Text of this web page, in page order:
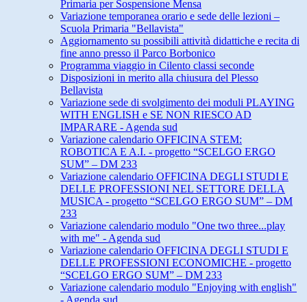
Primaria per Sospensione Mensa
Variazione temporanea orario e sede delle lezioni –
Scuola Primaria "Bellavista"
Aggiornamento su possibili attività didattiche e recita di
fine anno presso il Parco Borbonico
Programma viaggio in Cilento classi seconde
Disposizioni in merito alla chiusura del Plesso
Bellavista
Variazione sede di svolgimento dei moduli PLAYING
WITH ENGLISH e SE NON RIESCO AD
IMPARARE - Agenda sud
Variazione calendario OFFICINA STEM:
ROBOTICA E A.I. - progetto “SCELGO ERGO
SUM” – DM 233
Variazione calendario OFFICINA DEGLI STUDI E
DELLE PROFESSIONI NEL SETTORE DELLA
MUSICA - progetto “SCELGO ERGO SUM” – DM
233
Variazione calendario modulo "One two three...play
with me" - Agenda sud
Variazione calendario OFFICINA DEGLI STUDI E
DELLE PROFESSIONI ECONOMICHE - progetto
“SCELGO ERGO SUM” – DM 233
Variazione calendario modulo "Enjoying with english"